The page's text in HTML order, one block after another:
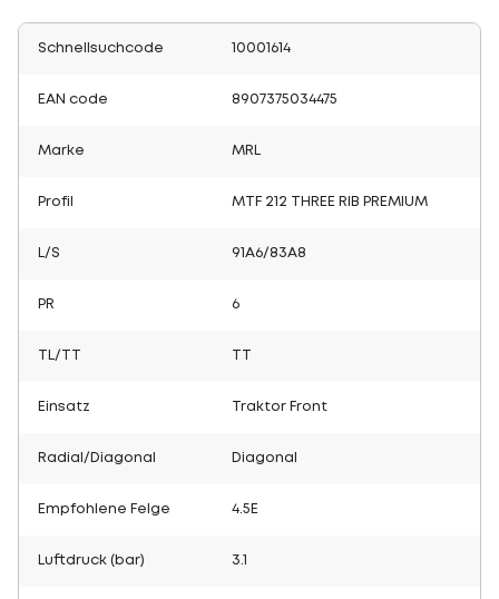
Schnellsuchcode 10001614
EAN code 8907375034475
Marke MRL
Profil MTF 212 THREE RIB PREMIUM
L/S 91A6/83A8
PR 6
TL/TT
Einsatz Traktor Front
Radial/Diagonal Diagonal
Empfohlene Felge 4.5E
Luftdruck (bar) 3.1